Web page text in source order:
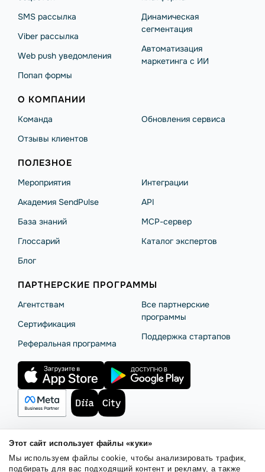
Этот сайт использует файлы «куки»
Мы используем файлы cookie, чтобы анализировать трафик,
подбирать для вас подходящий контент и рекламу, а также
SMS рассылка
Viber рассылка
Web push уведомления
Попап формы
Динамическая
сегментация
Автоматизация
маркетинга с ИИ
О КОМПАНИИ
Команда
Отзывы клиентов
Обновления сервиса
ПОЛЕЗНОЕ
Мероприятия
Академия SendPulse
База знаний
Глоссарий
Блог
Интеграции
API
MCP-сервер
Каталог экспертов
ПАРТНЕРСКИЕ ПРОГРАММЫ
Агентствам
Сертификация
Реферальная программа
Все партнерские
программы
Поддержка стартапов
Правила использованияБезопасность SendPulse
Политика конфиденциальности Политика Cookies